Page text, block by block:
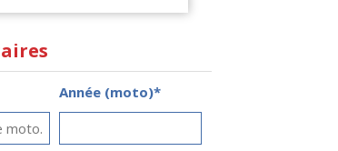
Année (moto)*